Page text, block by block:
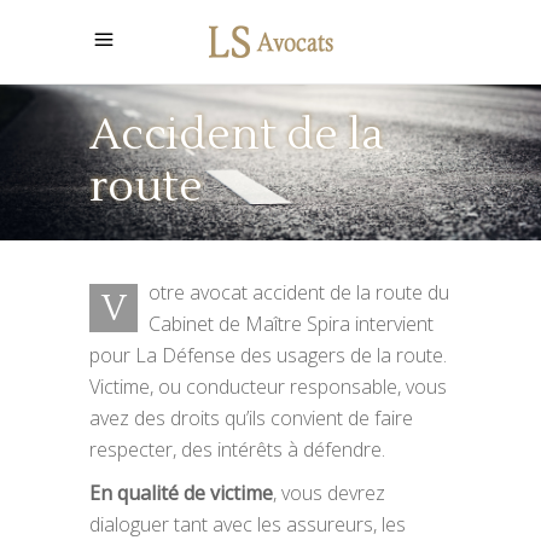
Accident de la
route
V
otre avocat accident de la route du
Cabinet de Maître Spira intervient
pour La Défense des usagers de la route.
Victime, ou conducteur responsable, vous
avez des droits qu’ils convient de faire
respecter, des intérêts à défendre.
En qualité de victime, vous devrez
dialoguer tant avec les assureurs, les